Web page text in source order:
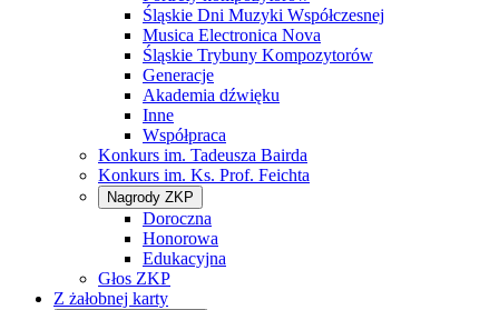
Śląskie Dni Muzyki Współczesnej
Musica Electronica Nova
Śląskie Trybuny Kompozytorów
Generacje
Akademia dźwięku
Inne
Współpraca
Konkurs im. Tadeusza Bairda
Konkurs im. Ks. Prof. Feichta
Nagrody ZKP
Doroczna
Honorowa
Edukacyjna
Głos ZKP
Z żałobnej karty